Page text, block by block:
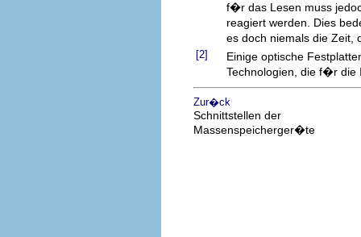
f�r das Lesen muss
reagiert werden. Dies
es doch niemals die
[2]
Einige optische
Technologien, die f�r die
Zur�ck
Schnittstellen der
Massenspeicherger�te